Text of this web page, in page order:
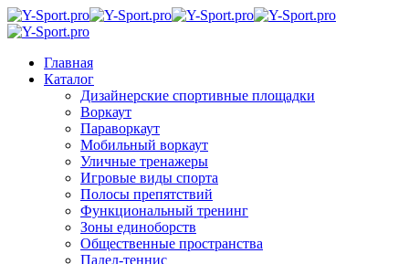
Главная
Каталог
Дизайнерские спортивные площадки
Воркаут
Параворкаут
Мобильный воркаут
Уличные тренажеры
Игровые виды спорта
Полосы препятствий
Функциональный тренинг
Зоны единоборств
Общественные пространства
Падел-теннис